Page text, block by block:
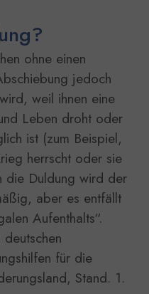
ohne einen
jedoch
weil ihnen eine
Leben droht oder
ist (zum Beispiel,
herrscht oder sie
die Duldung wird der
aber es entfällt
Aufenthalts“.
für die
Stand. 1.